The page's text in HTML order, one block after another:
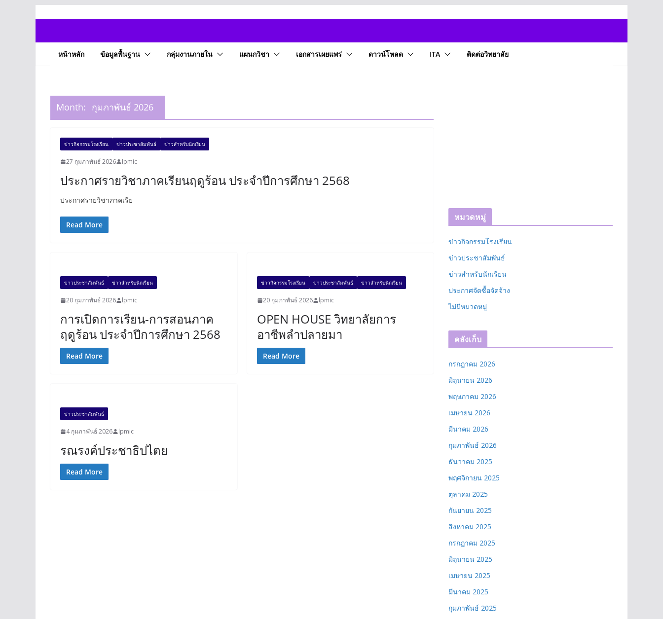
หน้าหลัก ข้อมูลพื้นฐาน กลุ่มงานภายใน แผนกวิชา เอกสารเผยแพร่ ดาวน์โหลด ITA ติดต่อวิทยาลัย
Month: กุมภาพันธ์ 2026
ข่าวกิจกรรมโรงเรียน ข่าวประชาสัมพันธ์ ข่าวสำหรับนักเรียน
27 กุมภาพันธ์ 2026 lpmic
ประกาศรายวิชาภาคเรียนฤดูร้อน ประจำปีการศึกษา 2568
ประกาศรายวิชาภาคเรีย
Read More
ข่าวประชาสัมพันธ์ ข่าวสำหรับนักเรียน
20 กุมภาพันธ์ 2026 lpmic
การเปิดการเรียน-การสอนภาค
ฤดูร้อน ประจำปีการศึกษา 2568
Read More
ข่าวกิจกรรมโรงเรียน ข่าวประชาสัมพันธ์ ข่าวสำหรับนักเรียน
20 กุมภาพันธ์ 2026 lpmic
OPEN HOUSE วิทยาลัยการ
อาชีพลำปลายมา
Read More
ข่าวประชาสัมพันธ์
4 กุมภาพันธ์ 2026 lpmic
รณรงค์ประชาธิปไตย
Read More
หมวดหมู่
ข่าวกิจกรรมโรงเรียน
ข่าวประชาสัมพันธ์
ข่าวสำหรับนักเรียน
ประกาศจัดซื้อจัดจ้าง
ไม่มีหมวดหมู่
คลังเก็บ
กรกฎาคม 2026
มิถุนายน 2026
พฤษภาคม 2026
เมษายน 2026
มีนาคม 2026
กุมภาพันธ์ 2026
ธันวาคม 2025
พฤศจิกายน 2025
ตุลาคม 2025
กันยายน 2025
สิงหาคม 2025
กรกฎาคม 2025
มิถุนายน 2025
เมษายน 2025
มีนาคม 2025
กุมภาพันธ์ 2025